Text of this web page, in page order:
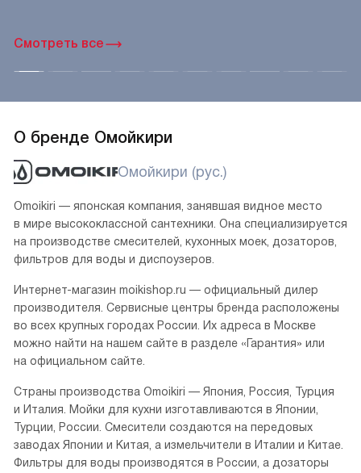
Смотреть все
О бренде Омойкири
Омойкири (рус.)
Omoikiri — японская компания, занявшая видное место
в мире высококлассной сантехники. Она специализируется
на производстве смесителей, кухонных моек, дозаторов,
фильтров для воды и диспоузеров.
Интернет-магазин moikishop.ru — официальный дилер
производителя. Сервисные центры бренда расположены
во всех крупных городах России. Их адреса в Москве
можно найти на нашем сайте в разделе «Гарантия» или
на официальном сайте.
Страны производства Omoikiri — Япония, Россия, Турция
и Италия. Мойки для кухни изготавливаются в Японии,
Турции, России. Смесители создаются на передовых
заводах Японии и Китая, а измельчители в Италии и Китае.
Фильтры для воды производятся в России, а дозаторы